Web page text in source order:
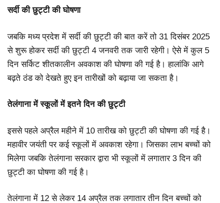
सर्दी की छुट्टी की घोषणा
जबकि मध्य प्रदेश में सर्दी की छुट्टी की बात करें तो 31 दिसंबर 2025
से शुरू होकर सर्दी की छुट्टी 4 जनवरी तक जारी रहेगी। ऐसे में कुल 5
दिन सर्किट शीतकालीन अवकाश की घोषणा की गई है। हालांकि आगे
बढ़ते ठंड को देखते हुए इन तारीखों को बढ़ाया जा सकता है।
तेलंगाना में स्कूलों में इतने दिन की छुट्टी
इससे पहले अप्रैल महीने में 10 तारीख को छुट्टी की घोषणा की गई है।
महावीर जयंती पर कई स्कूलों में अवकाश रहेगा। जिसका लाभ बच्चों को
मिलेगा जबकि तेलंगाना सरकार द्वारा भी स्कूलों में लगातार 3 दिन की
छुट्टी का घोषणा की गई है।
तेलंगाना में 12 से लेकर 14 अप्रैल तक लगातार तीन दिन बच्चों को